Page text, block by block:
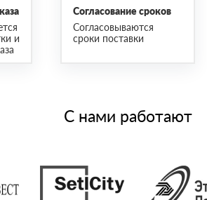
и
Согласование сроков
Согласовываются
сроки поставки
С нами работают